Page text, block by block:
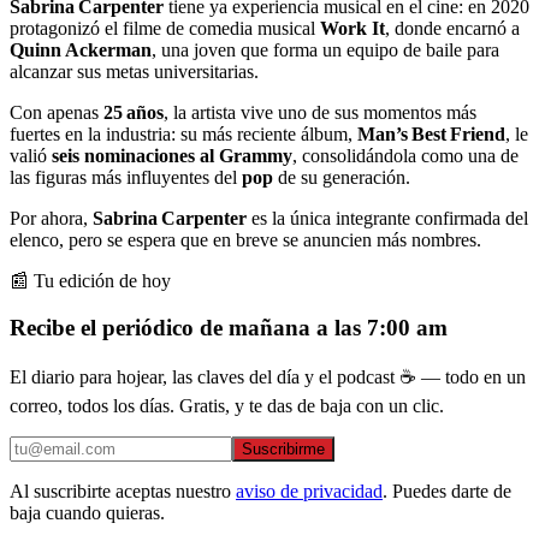
Sabrina Carpenter tiene ya experiencia musical en el cine: en 2020
protagonizó el filme de comedia musical Work It, donde encarnó a
Quinn Ackerman, una joven que forma un equipo de baile para
alcanzar sus metas universitarias.
Con apenas 25 años, la artista vive uno de sus momentos más
fuertes en la industria: su más reciente álbum, Man’s Best Friend, le
valió seis nominaciones al Grammy, consolidándola como una de
las figuras más influyentes del pop de su generación.
Por ahora, Sabrina Carpenter es la única integrante confirmada del
elenco, pero se espera que en breve se anuncien más nombres.
📰 Tu edición de hoy
Recibe el periódico de mañana a las 7:00 am
El diario para hojear, las claves del día y el podcast ☕ — todo en un
correo, todos los días. Gratis, y te das de baja con un clic.
Suscribirme
Al suscribirte aceptas nuestro aviso de privacidad. Puedes darte de
baja cuando quieras.